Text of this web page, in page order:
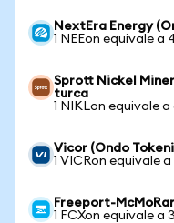
NextEra Energy
1 NEEon equivale a
Sprott Nickel
turca
1 NIKLon equivale a
Vicor (Ondo
1 VICRon equivale a
Freeport-
1 FCXon equivale a